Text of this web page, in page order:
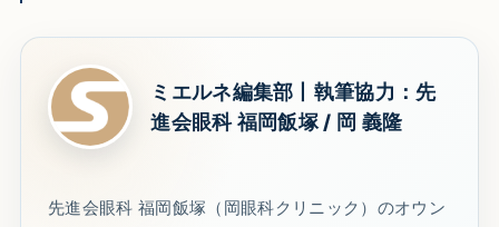
ミエルネ編集部丨執筆協力：先
進会眼科 福岡飯塚 / 岡 義隆
先進会眼科 福岡飯塚（岡眼科クリニック）のオウン